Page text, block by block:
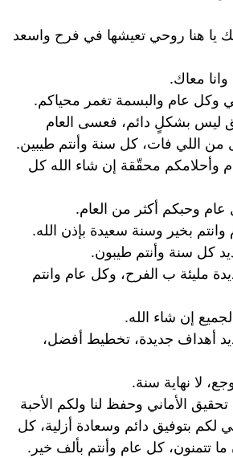
يا هنا روحي تعيشها في فرح واسعد
وانا معاك.
وكل عام والبسمة تغمر محياكم.
ليس بشكلٍ دائم، فعسى العام
من اللي فات، كل سنة وأنتم طيبين.
وأحلامكم محقّقة إن شاء الله كل
وحبكم أكثر من العام.
بخير وسنة سعيدة بإذن الله.
كل سنة وأنتم طيبون.
مليئة ب الفرح، وكل عام وانتم
إن شاء الله.
أهداف جديدة، تخطيط أفضل،
لا نهاية سنة.
تحقيق الأماني وحفظ لنا ولكم الأحبة
لكم بتوفيق دائم وسعادة أزلية، كل
تتمنون، كل عام وأنتم بألف خير.